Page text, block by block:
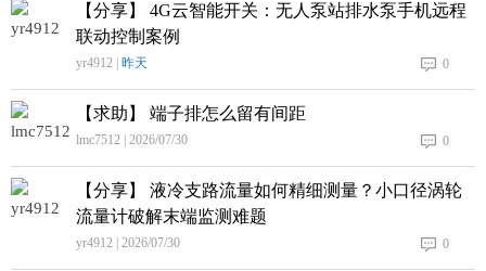
【分享】 4G云智能开关：无人泵站排水泵手机远程
联动控制案例
yr4912 | 昨天 0
【求助】 端子排怎么留有间距
lmc7512 | 2026/07/30 0
【分享】 液冷支路流量如何精细测量？小口径涡轮
流量计破解末端监测难题
yr4912 | 2026/07/30 0